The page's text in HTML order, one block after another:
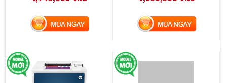
MUA NGAY MUA NGAY